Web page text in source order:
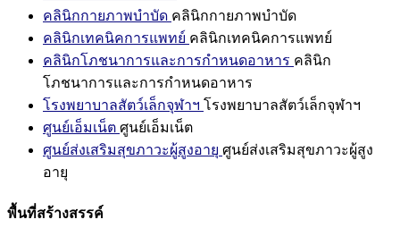
คลินิกกายภาพบำบัด คลินิกกายภาพบำบัด
คลินิกเทคนิคการแพทย์ คลินิกเทคนิคการแพทย์
คลินิกโภชนาการและการกำหนดอาหาร คลินิก
โภชนาการและการกำหนดอาหาร
โรงพยาบาลสัตว์เล็กจุฬาฯ โรงพยาบาลสัตว์เล็กจุฬาฯ
ศูนย์เอ็มเน็ต ศูนย์เอ็มเน็ต
ศูนย์ส่งเสริมสุขภาวะผู้สูงอายุ ศูนย์ส่งเสริมสุขภาวะผู้สูง
อายุ
พื้นที่สร้างสรรค์